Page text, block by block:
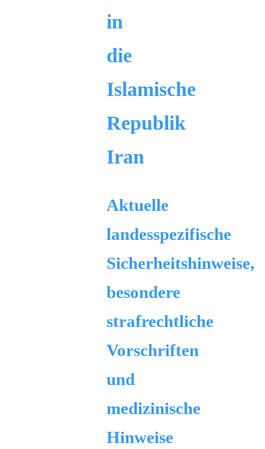
in
die
Islamische
Republik
Iran
Aktuelle
landesspezifische
Sicherheitshinweise,
besondere
strafrechtliche
Vorschriften
und
medizinische
Hinweise